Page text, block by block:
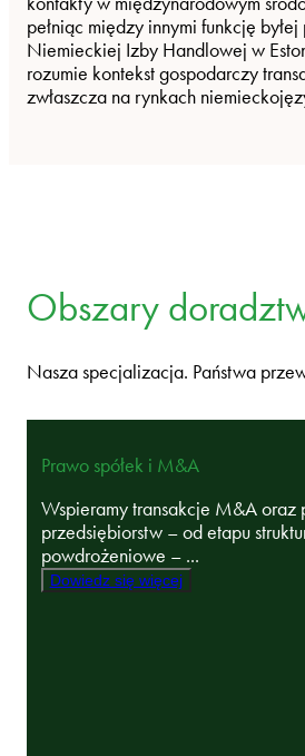
pełniąc między innymi funkcję
Niemieckiej Izby Handlowej w
rozumie kontekst gospodarczy
zwłaszcza na rynkach
Obszary
Nasza specjalizacja. Państwa
Prawo spółek i M&A
Wspieramy transakcje M&A oraz
przedsiębiorstw – od etapu
powdrożeniowe – ...
Dowiedz się więcej